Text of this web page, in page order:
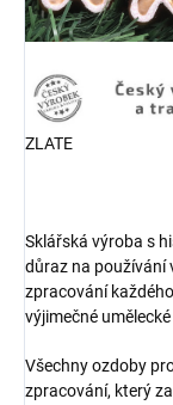
ZLATE
Sklářská výroba s
důraz na používání
zpracování
výjimečné
Všechny ozdoby
zpracování, který